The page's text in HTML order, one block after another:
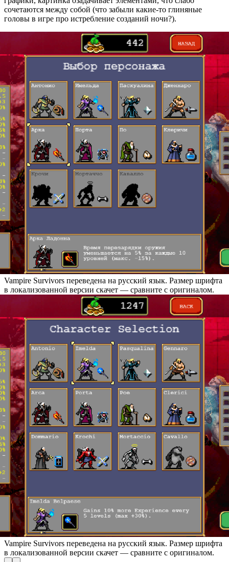
сочетаются между собой (что забыли какие-то глиняные
головы в игре про истребление созданий ночи?).
Vampire Survivors переведена на русский язык. Размер шрифта
в локализованной версии скачет — сравните с оригиналом.
Vampire Survivors переведена на русский язык. Размер шрифта
в локализованной версии скачет — сравните с оригиналом.